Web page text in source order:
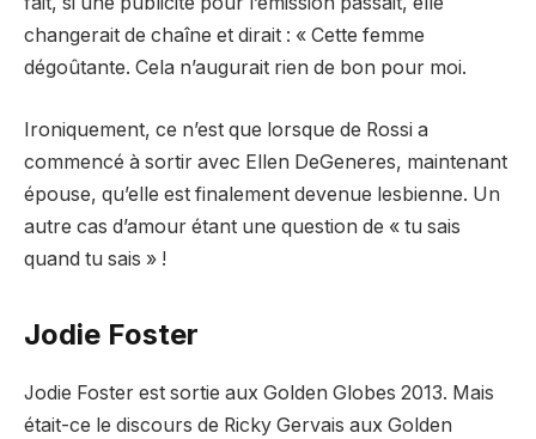
changerait de chaîne et dirait : « Cette femme
dégoûtante. Cela n’augurait rien de bon pour moi.
Ironiquement, ce n’est que lorsque de Rossi a
commencé à sortir avec Ellen DeGeneres, maintenant
épouse, qu’elle est finalement devenue lesbienne. Un
autre cas d’amour étant une question de « tu sais
quand tu sais » !
Jodie Foster
Jodie Foster est sortie aux Golden Globes 2013. Mais
était-ce le discours de Ricky Gervais aux Golden